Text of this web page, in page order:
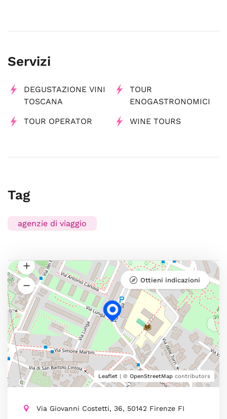
Servizi
DEGUSTAZIONE VINI
TOSCANA
TOUR
ENOGASTRONOMICI
TOUR OPERATOR WINE TOURS
Tag
agenzie di viaggio
Leaflet | © OpenStreetMap contributors
Ottieni indicazioni
Via Giovanni Costetti, 36, 50142 Firenze FI